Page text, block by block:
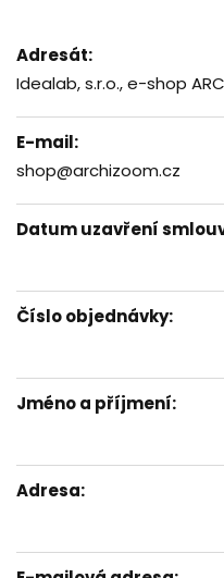
Adresát:
Idealab, s.r.o., e-shop
E-mail:
shop@archizoom.cz
Datum uzavření
Číslo objednávky:
Jméno a příjmení:
Adresa: